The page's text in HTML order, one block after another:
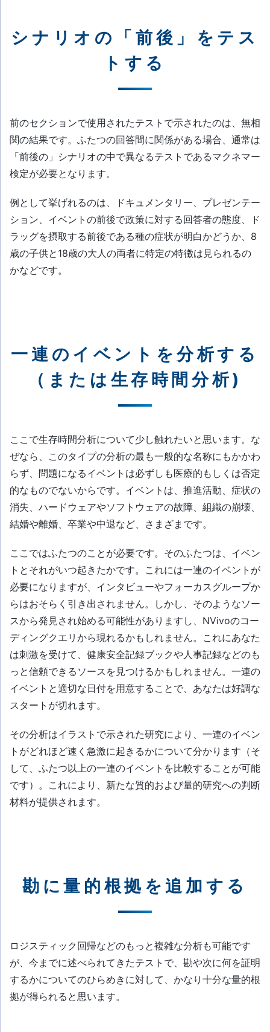
シナリオの「前後」をテス
トする
前のセクションで使用されたテストで示されたのは、無相
関の結果です。ふたつの回答間に関係がある場合、通常は
「前後の」シナリオの中で異なるテストであるマクネマー
検定が必要となります。
例として挙げれるのは、ドキュメンタリー、プレゼンテー
ション、イベントの前後で政策に対する回答者の態度、ド
ラッグを摂取する前後である種の症状が明白かどうか、8
歳の子供と18歳の大人の両者に特定の特徴は見られるの
かなどです。
一連のイベントを分析する
（または生存時間分析)
ここで生存時間分析について少し触れたいと思います。な
ぜなら、このタイプの分析の最も一般的な名称にもかかわ
らず、問題になるイベントは必ずしも医療的もしくは否定
的なものでないからです。イベントは、推進活動、症状の
消失、ハードウェアやソフトウェアの故障、組織の崩壊、
結婚や離婚、卒業や中退など、さまざまです。
ここではふたつのことが必要です。そのふたつは、イベン
トとそれがいつ起きたかです。これには一連のイベントが
必要になりますが、インタビューやフォーカスグループか
らはおそらく引き出されません。しかし、そのようなソー
スから発見され始める可能性がありますし、NVivoのコー
ディングクエリから現れるかもしれません。これにあなた
は刺激を受けて、健康安全記録ブックや人事記録などのも
っと信頼できるソースを見つけるかもしれません。一連の
イベントと適切な日付を用意することで、あなたは好調な
スタートが切れます。
その分析はイラストで示された研究により、一連のイベン
トがどれほど速く急激に起きるかについて分かります（そ
して、ふたつ以上の一連のイベントを比較することが可能
です）。これにより、新たな質的および量的研究への判断
材料が提供されます。
勘に量的根拠を追加する
ロジスティック回帰などのもっと複雑な分析も可能です
が、今までに述べられてきたテストで、勘や次に何を証明
するかについてのひらめきに対して、かなり十分な量的根
拠が得られると思います。